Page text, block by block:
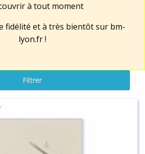
à tout moment
fidélité et à très bientôt sur bm-
lyon.fr!
Filtrer